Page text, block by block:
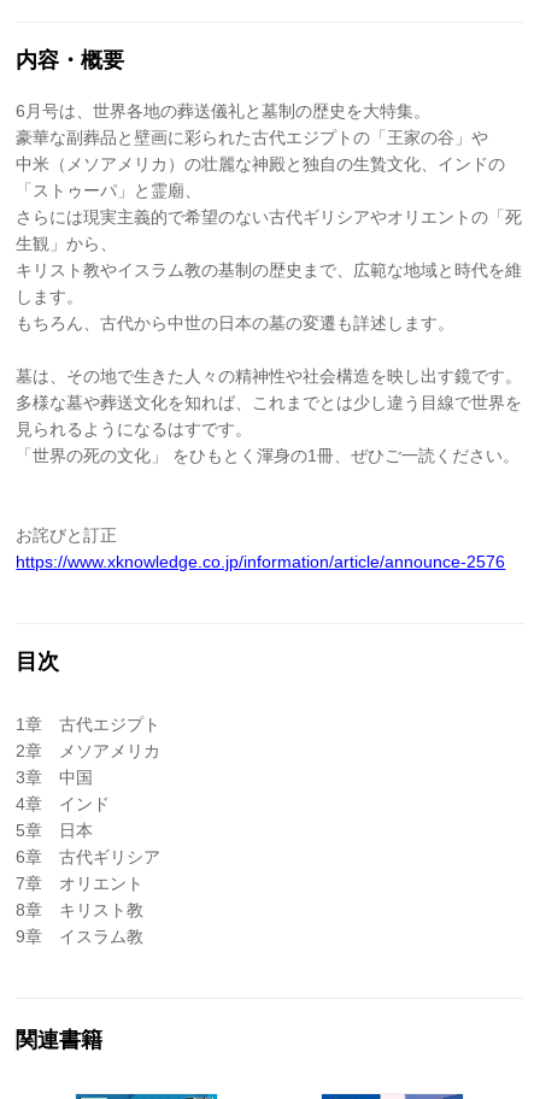
内容・概要
6月号は、世界各地の葬送儀礼と墓制の歴史を大特集。
豪華な副葬品と壁画に彩られた古代エジプトの「王家の谷」や
中米（メソアメリカ）の壮麗な神殿と独自の生贄文化、インドの
「ストゥーパ」と霊廟、
さらには現実主義的で希望のない古代ギリシアやオリエントの「死
生観」から、
キリスト教やイスラム教の基制の歴史まで、広範な地域と時代を維
します。
もちろん、古代から中世の日本の墓の変遷も詳述します。
墓は、その地で生きた人々の精神性や社会構造を映し出す鏡です。
多様な墓や葬送文化を知れば、これまでとは少し違う目線で世界を
見られるようになるはすです。
「世界の死の文化」 をひもとく渾身の1冊、ぜひご一読ください。
お詫びと訂正
https://www.xknowledge.co.jp/information/article/announce-2576
目次
1章 古代エジプト
2章 メソアメリカ
3章 中国
4章 インド
5章 日本
6章 古代ギリシア
7章 オリエント
8章 キリスト教
9章 イスラム教
関連書籍